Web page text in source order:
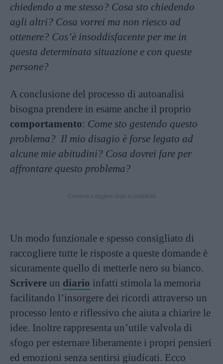
chiedendo a me stesso? Cosa sto chiedendo
agli altri? Cosa vorrei ma non riesco ad
ottenere? Cos’è insoddisfacente per me in
questa determinata situazione e con queste
persone?
A conclusione del processo di autoanalisi
bisogna prendere in esame anche il proprio
comportamento: Come sto gestendo questo
problema? Il mio disagio è forse legato ad
alcune mie abitudini? Cosa dovrei fare per
affrontare questo problema?
Un modo funzionale e spesso consigliato di
raccogliere tutte le risposte a queste domande è
sicuramente quello di metterle nero su bianco.
Scrivere un diario infatti stimola la memoria
facilitando l’insorgere dei ricordi attraverso un
processo lento e riflessivo che aiuta a chiarire le
idee. Inoltre rappresenta un’utile valvola di
sfogo per esternare liberamente i propri pensieri
ed emozioni senza sentirsi giudicati. Ecco